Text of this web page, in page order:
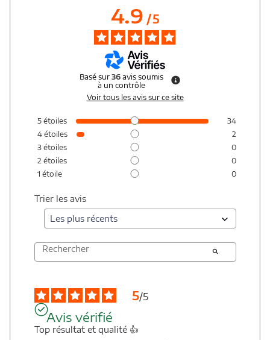
4.9/5
Basé sur 36 avis soumis
à un contrôle
Voir tous les avis sur ce site
5 étoiles
34
4 étoiles
2
3 étoiles
0
2 étoiles
0
1 étoile 0
Trier les avis
5/5
Avis vérifié
Top résultat et qualité 👍